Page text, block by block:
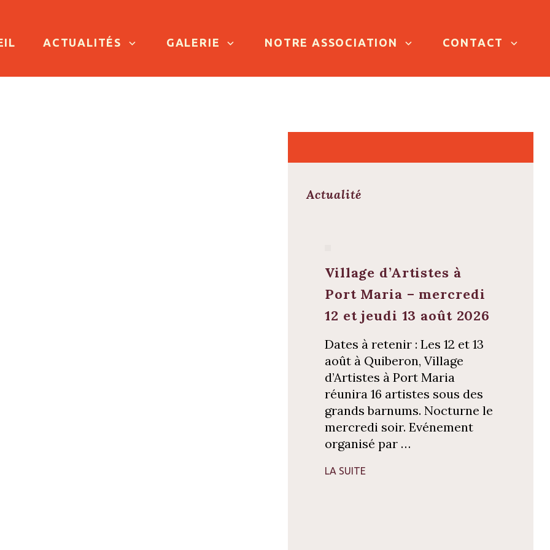
ACTUALITÉS GALERIE NOTRE ASSOCIATION CONTACT
Actualité
Village d’Artistes à
Port Maria – mercredi
12 et jeudi 13 août 2026
Dates à retenir : Les 12 et 13
août à Quiberon, Village
d’Artistes à Port Maria
réunira 16 artistes sous des
grands barnums. Nocturne le
mercredi soir. Evénement
organisé par …
LA SUITE